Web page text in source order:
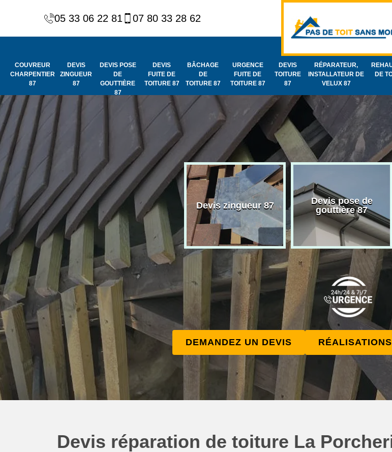
05 33 06 22 81 07 80 33 28 62
COUVREUR
CHARPENTIER
87
DEVIS
ZINGUEUR
87
DEVIS POSE
DE
GOUTTIÈRE
87
DEVIS
FUITE DE
TOITURE 87
BÂCHAGE
DE
TOITURE 87
URGENCE
FUITE DE
TOITURE 87
DEVIS
TOITURE
87
RÉPARATEUR,
INSTALLATEUR DE
VELUX 87
DE
et
de
toiture 87
Couvreur
charpentier 87
Devis zingueur 87
Devis pose de
gouttière 87
DEMANDEZ UN DEVIS RÉALISATIONS
Devis réparation de toiture La